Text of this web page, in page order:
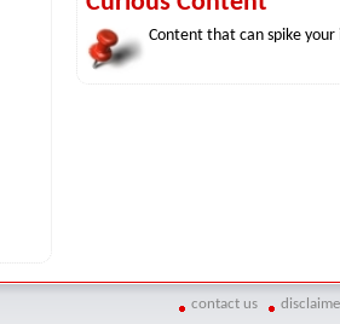
Content that can spike
contact us